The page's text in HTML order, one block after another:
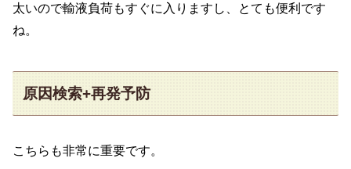
太いので輸液負荷もすぐに入りますし、とても便利です
ね。
原因検索+再発予防
こちらも非常に重要です。